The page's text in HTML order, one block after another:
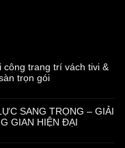
công trang trí vách tivi &
trọn gói
SANG TRỌNG – GIẢI
GIAN HIỆN ĐẠI